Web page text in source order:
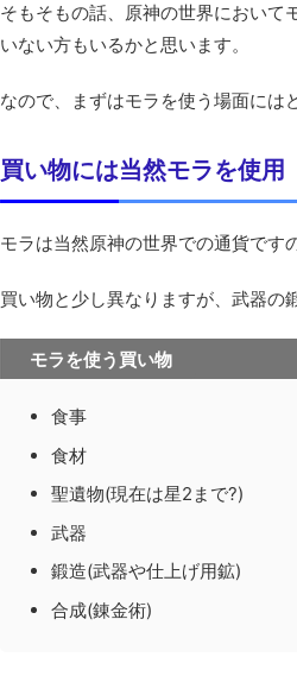
そもそもの話、原神の世界において
いない方もいるかと思います。
なので、まずはモラを使う場面には
買い物には当然モラを使用
モラは当然原神の世界での通貨です
買い物と少し異なりますが、武器の
モラを使う買い物
食事
食材
聖遺物(現在は星2まで?)
武器
鍛造(武器や仕上げ用鉱)
合成(錬金術)